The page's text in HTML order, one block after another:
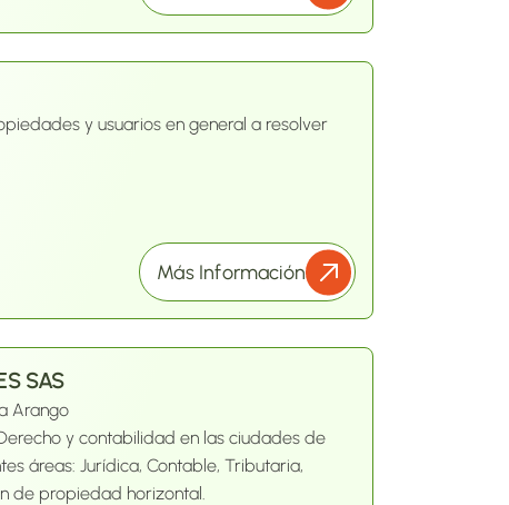
y usuarios en general a resolver
Más Información
SAS
Arango
y contabilidad en las ciudades de
áreas: Jurídica, Contable, Tributaria,
de propiedad horizontal.